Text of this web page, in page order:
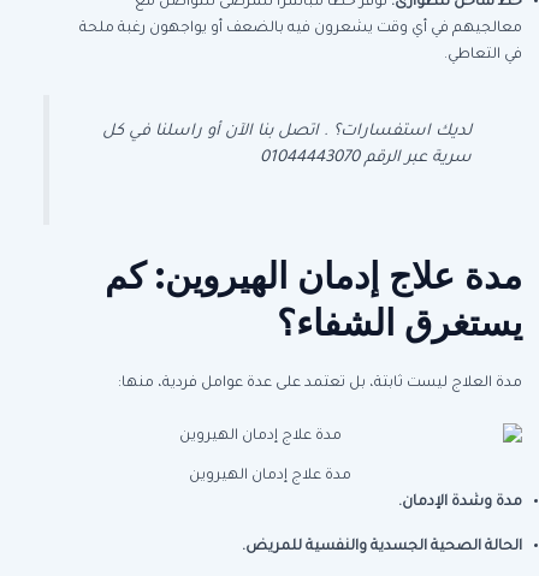
معالجيهم في أي وقت يشعرون فيه بالضعف أو يواجهون رغبة ملحة
في التعاطي.
لديك استفسارات؟ . اتصل بنا الآن أو راسلنا في كل
سرية عبر الرقم 01044443070
مدة علاج إدمان الهيروين: كم
يستغرق الشفاء؟
مدة العلاج ليست ثابتة، بل تعتمد على عدة عوامل فردية، منها:
مدة علاج إدمان الهيروين
مدة وشدة الإدمان.
الحالة الصحية الجسدية والنفسية للمريض.